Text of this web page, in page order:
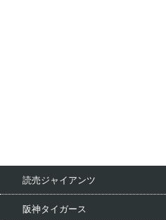
読売ジャイアンツ
阪神タイガース